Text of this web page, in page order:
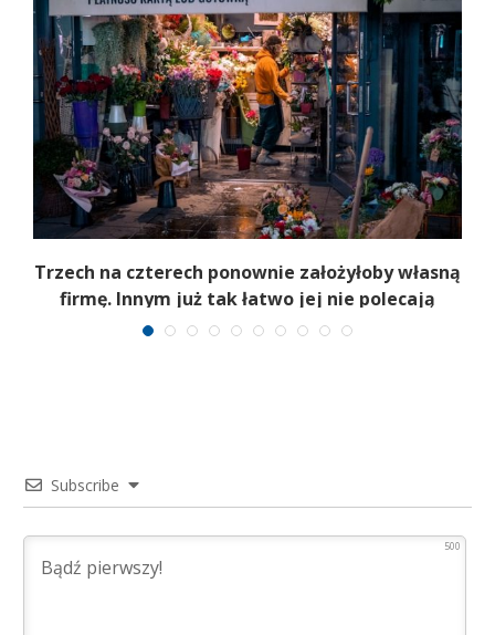
Trzech na czterech ponownie założyłoby własną
firmę. Innym już tak łatwo jej nie polecają
Subscribe
500